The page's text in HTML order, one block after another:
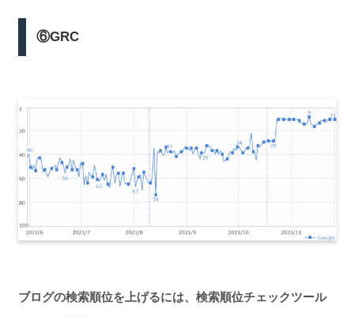
⑥GRC
ブログの検索順位を上げるには、検索順位チェックツール